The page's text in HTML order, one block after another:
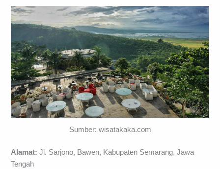
Sumber: wisatakaka.com
Alamat: Jl. Sarjono, Bawen, Kabupaten Semarang, Jawa
Tengah